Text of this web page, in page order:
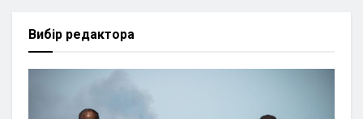
Вибір редактора